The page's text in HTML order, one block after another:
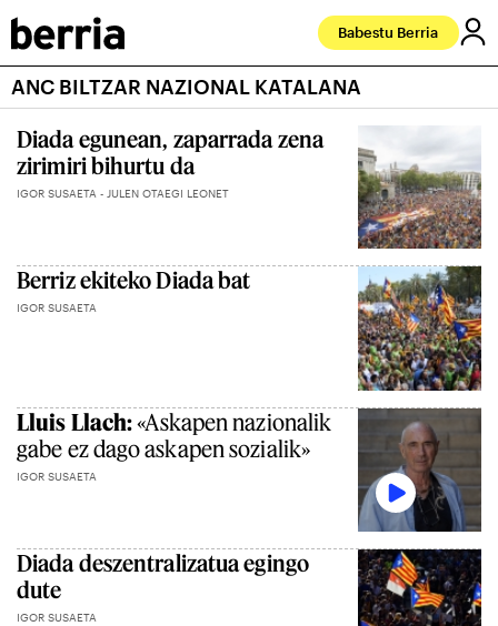
Babestu Berria
ANC BILTZAR NAZIONAL KATALANA
Diada egunean, zaparrada zena
zirimiri bihurtu da
IGOR SUSAETA - JULEN OTAEGI LEONET
Berriz ekiteko Diada bat
IGOR SUSAETA
Lluis Llach:«Askapen nazionalik
gabe ez dago askapen sozialik»
IGOR SUSAETA
Diada deszentralizatua egingo
dute
IGOR SUSAETA